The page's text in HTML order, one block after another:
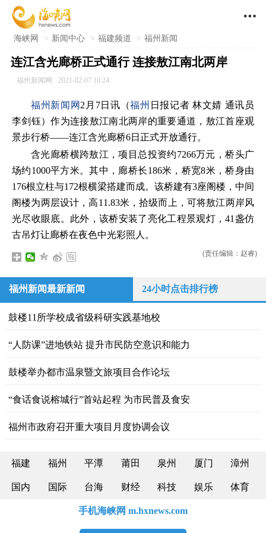

海峡网 > 新闻中心 > 福建频道 > 福州新闻
连江含光廊桥正式通行 连接敖江南北两岸
福州新闻网 2021-02-07 10:24
福州新闻网 2月7日讯（福州 日报记者 林文婧 通讯员
李剑钰）作为连接敖江南北两岸的重要通道，敖江首座观
景步行桥——连江含光廊桥6日正式开放通行。
含光廊桥横跨敖江，项目总投资约7266万元，桥头广
场约1000平方米。其中，廊桥长186米，桥宽8米，桥身由
176根立柱与172根横梁搭建而成。该桥建有3座阁楼，中间
阁楼为两层设计，高11.83米，拾级而上，可将敖江两岸风
光尽收眼底。此外，该桥安装了亮化工程景观灯，41盏仿
古吊灯让廊桥在夜色中光彩照人。
(责任编辑：赵睿)
福州新闻最新新闻 24小时点击排行榜
鼓楼11所学校成省级科研实践基地校
“人防课”进地铁站 提升市民防空意识和能力
鼓楼举办都市温泉暨文旅项目合作论坛
“食话食说榕城行”首站起程 为市民普及食安
福州市政府召开重大项目月度协调会议
福建 福州 平潭 莆田 泉州 厦门 漳州
国内 国际 台海 财经 科技 娱乐 体育
手机海峡网 m.hxnews.com